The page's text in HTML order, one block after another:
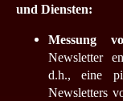
und Diensten:
Messung
Newsletter
d.h., eine
Newsletters